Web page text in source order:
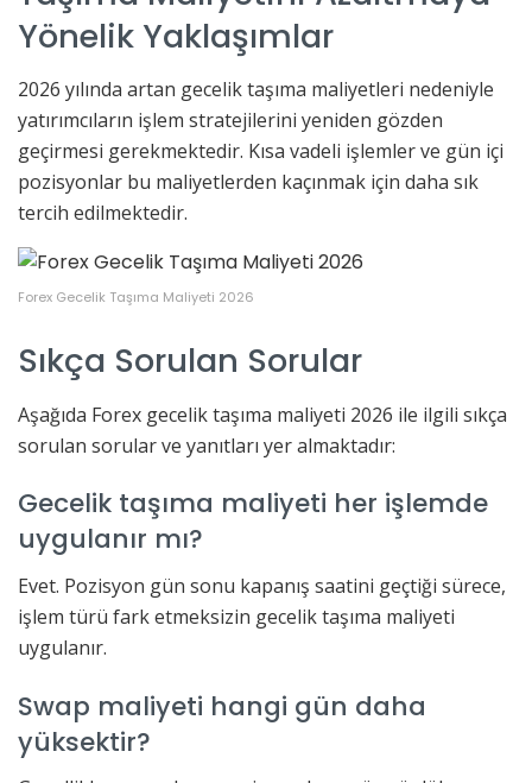
Yönelik Yaklaşımlar
2026 yılında artan gecelik taşıma maliyetleri nedeniyle
yatırımcıların işlem stratejilerini yeniden gözden
geçirmesi gerekmektedir. Kısa vadeli işlemler ve gün içi
pozisyonlar bu maliyetlerden kaçınmak için daha sık
tercih edilmektedir.
Forex Gecelik Taşıma Maliyeti 2026
Sıkça Sorulan Sorular
Aşağıda Forex gecelik taşıma maliyeti 2026 ile ilgili sıkça
sorulan sorular ve yanıtları yer almaktadır:
Gecelik taşıma maliyeti her işlemde
uygulanır mı?
Evet. Pozisyon gün sonu kapanış saatini geçtiği sürece,
işlem türü fark etmeksizin gecelik taşıma maliyeti
uygulanır.
Swap maliyeti hangi gün daha
yüksektir?